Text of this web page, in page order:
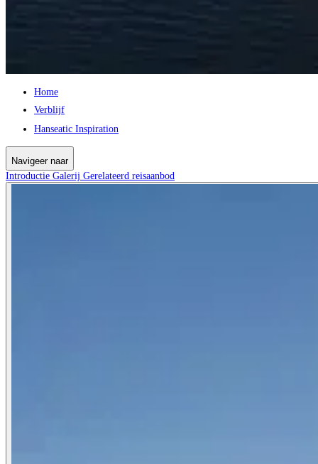
Home
Verblijf
Hanseatic Inspiration
Navigeer naar
Introductie Galerij Gerelateerd reisaanbod